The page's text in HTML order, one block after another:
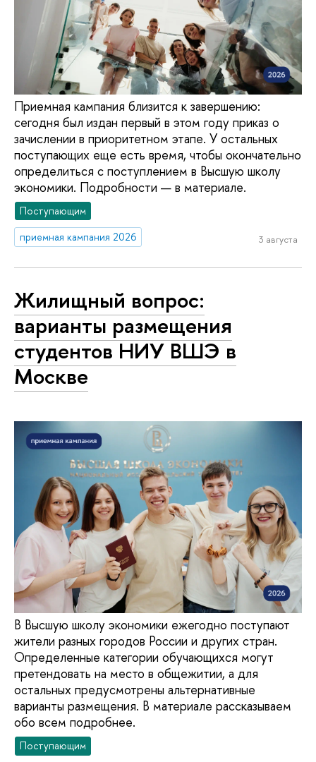
Приемная кампания близится к завершению:
сегодня был издан первый в этом году приказ о
зачислении в приоритетном этапе. У остальных
поступающих еще есть время, чтобы окончательно
определиться с поступлением в Высшую школу
экономики. Подробности — в материале.
Поступающим
приемная кампания 2026
3 августа
Жилищный вопрос:
варианты размещения
студентов НИУ ВШЭ в
Москве
В Высшую школу экономики ежегодно поступают
жители разных городов России и других стран.
Определенные категории обучающихся могут
претендовать на место в общежитии, а для
остальных предусмотрены альтернативные
варианты размещения. В материале рассказываем
обо всем подробнее.
Поступающим